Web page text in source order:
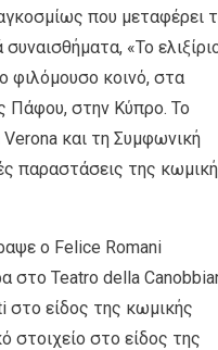
που μεταφέρει
«Το
φιλόμουσο κοινό, στα
Πάφου, στην Κύπρο. Το
και τη Συμφωνική
παραστάσεις της
ο Felice Romani
στο Teatro della
είδος της κωμικής
στοιχείο στο είδος της